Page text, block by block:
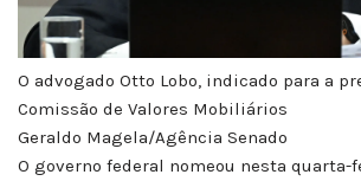
O advogado Otto Lobo, indicado para a
Comissão de Valores Mobiliários
Geraldo Magela/Agência Senado
O governo federal nomeou nesta quarta-